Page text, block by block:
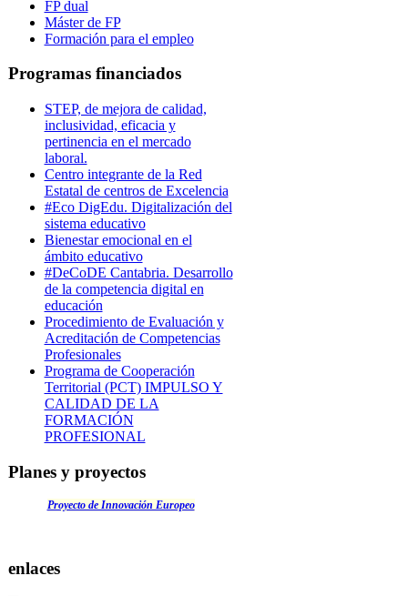
FP dual
Máster de FP
Formación para el empleo
Programas financiados
STEP, de mejora de calidad,
inclusividad, eficacia y
pertinencia en el mercado
laboral.
Centro integrante de la Red
Estatal de centros de Excelencia
#Eco DigEdu. Digitalización del
sistema educativo
Bienestar emocional en el
ámbito educativo
#DeCoDE Cantabria. Desarrollo
de la competencia digital en
educación
Procedimiento de Evaluación y
Acreditación de Competencias
Profesionales
Programa de Cooperación
Territorial (PCT) IMPULSO Y
CALIDAD DE LA
FORMACIÓN
PROFESIONAL
Planes y proyectos
Proyecto de Innovación Europeo
enlaces